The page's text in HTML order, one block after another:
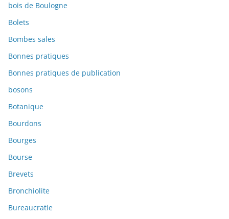
bois de Boulogne
Bolets
Bombes sales
Bonnes pratiques
Bonnes pratiques de publication
bosons
Botanique
Bourdons
Bourges
Bourse
Brevets
Bronchiolite
Bureaucratie